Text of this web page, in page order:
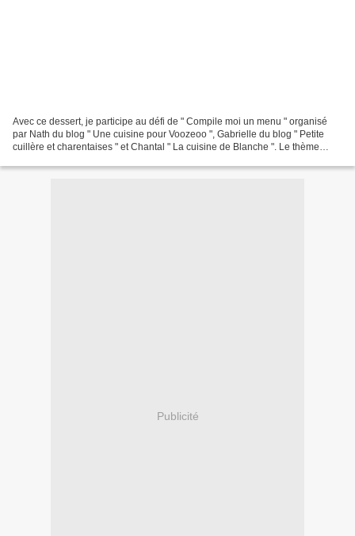
Avec ce dessert, je participe au défi de " Compile moi un menu " organisé
par Nath du blog " Une cuisine pour Voozeoo ", Gabrielle du blog " Petite
cuillère et charentaises " et Chantal " La cuisine de Blanche ". Le thème
Publicité